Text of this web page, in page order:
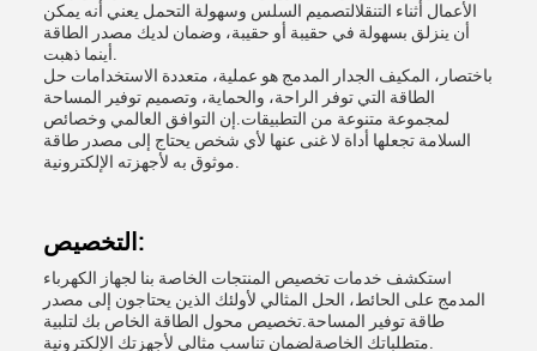
الأعمال أثناء التنقلالتصميم السلس وسهولة التحمل يعني أنه يمكن
أن ينزلق بسهولة في حقيبة أو حقيبة، وضمان لديك مصدر الطاقة
باختصار، المكيف الجدار المدمج هو عملية، متعددة الاستخدامات حل
الطاقة التي توفر الراحة، والحماية، وتصميم توفير المساحة
لمجموعة متنوعة من التطبيقات.إن التوافق العالمي وخصائص
السلامة تجعلها أداة لا غنى عنها لأي شخص يحتاج إلى مصدر طاقة
التخصيص:
استكشف خدمات تخصيص المنتجات الخاصة بنا لجهاز الكهرباء
المدمج على الحائط، الحل المثالي لأولئك الذين يحتاجون إلى مصدر
طاقة توفير المساحة.تخصيص محول الطاقة الخاص بك لتلبية